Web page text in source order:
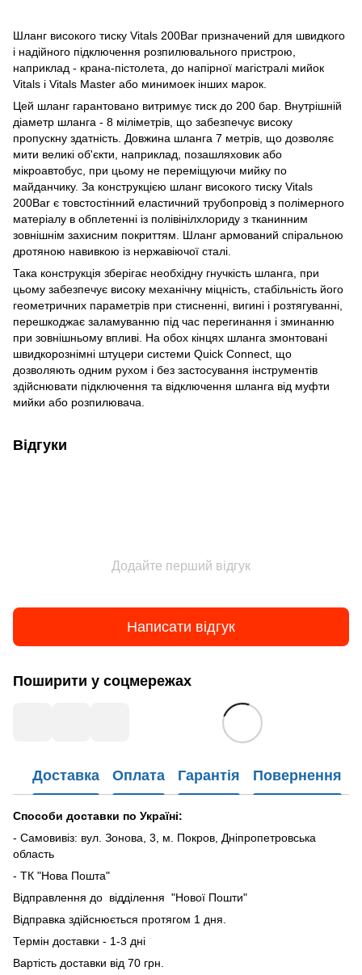
Шланг високого тиску Vitals 200Bar призначений для швидкого
і надійного підключення розпилювального пристрою,
наприклад - крана-пістолета, до напірної магістралі мийок
Vitals і Vitals Master або минимоек інших марок.
Цей шланг гарантовано витримує тиск до 200 бар. Внутрішній
діаметр шланга - 8 міліметрів, що забезпечує високу
пропускну здатність. Довжина шланга 7 метрів, що дозволяє
мити великі об'єкти, наприклад, позашляховик або
мікроавтобус, при цьому не переміщуючи мийку по
майданчику. За конструкцією шланг високого тиску Vitals
200Bar є товстостінний еластичний трубопровід з полімерного
матеріалу в обплетенні із полівінілхлориду з тканинним
зовнішнім захисним покриттям. Шланг армований спіральною
дротяною навивкою із нержавіючої сталі.
Така конструкція зберігає необхідну гнучкість шланга, при
цьому забезпечує високу механічну міцність, стабільність його
геометричних параметрів при стисненні, вигині і розтягуванні,
перешкоджає заламуванню під час перегинання і зминанню
при зовнішньому впливі. На обох кінцях шланга змонтовані
швидкорознімні штуцери системи Quick Connect, що
дозволяють одним рухом і без застосування інструментів
здійснювати підключення та відключення шланга від муфти
мийки або розпилювача.
Відгуки
Додайте перший відгук
Написати відгук
Поширити у соцмережах
Доставка Оплата Гарантія Повернення
Способи доставки по Україні:
- Самовивіз: вул. Зонова, 3, м. Покров, Дніпропетровська
область
- ТК "Нова Пошта"
Відправлення до відділення "Нової Пошти"
Відправка здійснюється протягом 1 дня.
Термін доставки - 1-3 дні
Вартість доставки від 70 грн.